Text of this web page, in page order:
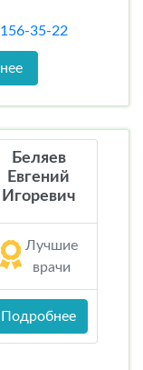
35-22
Беляев
Евгений
Игоревич
Лучшие
врачи
Подробнее